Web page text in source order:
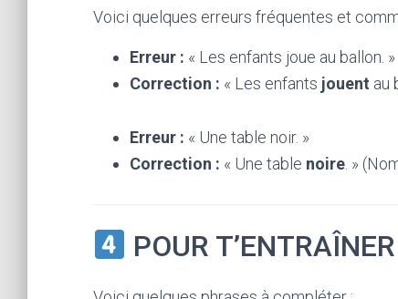
Voici quelques erreurs fréquentes et
Erreur : « Les enfants joue au ballon. »
Correction : « Les enfants jouent au
Erreur : « Une table noir. »
Correction : « Une table noire . »
POUR T’ENTRAÎNER